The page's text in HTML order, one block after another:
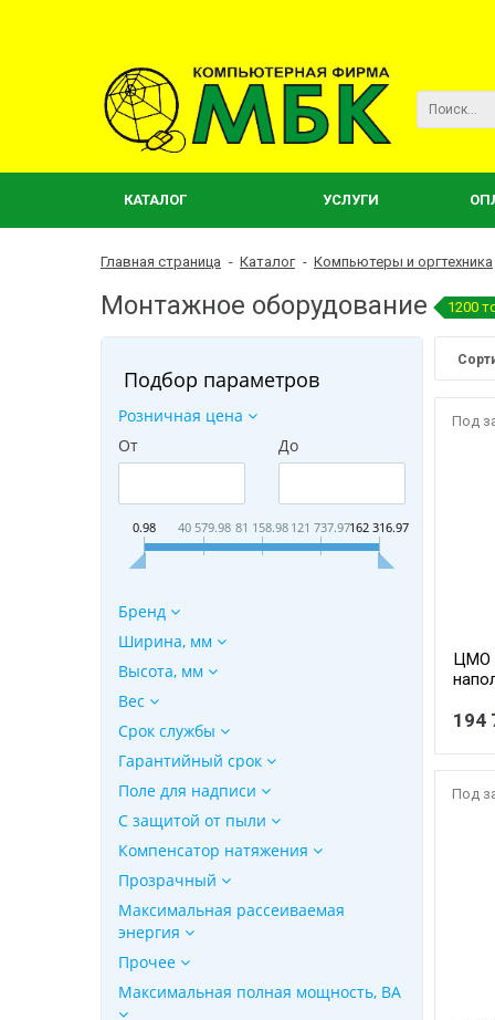
КАТАЛОГ УСЛУГИ
Главная страница - Каталог - Компьютеры и оргтехника
Монтажное оборудование 1200
Подбор параметров
Розничная цена
От
До
0.98 40 579.98 81 158.98 121 737.97162 316.97
Бренд
Ширина, мм
Высота, мм
Вес
Срок службы
Гарантийный срок
Поле для надписи
С защитой от пыли
Компенсатор натяжения
Прозрачный
Максимальная рассеиваемая
энергия
Прочее
Максимальная полная мощность, ВА
Под
ЦМО
194
Под